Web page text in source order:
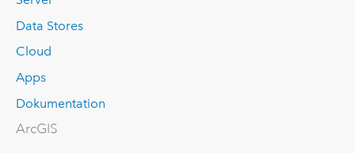
Data Stores
Cloud
Apps
Dokumentation
ArcGIS